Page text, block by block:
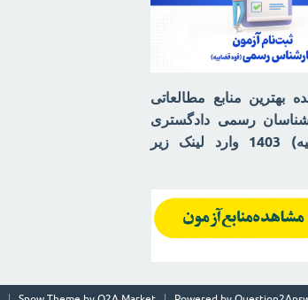
بهترین منابع مطالعاتی
رسمی دادگستری
(قوه قضائیه) 1403 وارد لینک زیر